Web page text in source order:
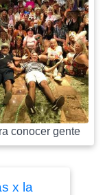
conocer gente
x la